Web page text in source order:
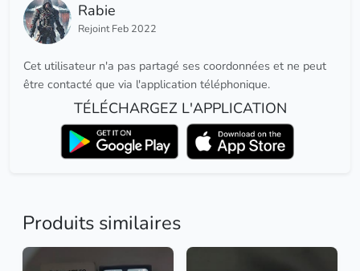
Rabie
Rejoint Feb 2022
Cet utilisateur n'a pas partagé ses coordonnées et ne peut
être contacté que via l'application téléphonique.
TÉLÉCHARGEZ L'APPLICATION
Produits similaires